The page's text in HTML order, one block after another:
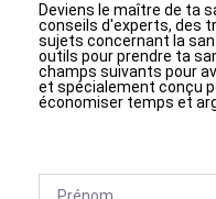
Deviens le maître de ta
conseils d'experts, des
sujets concernant la
outils pour prendre ta
champs suivants pour
et spécialement conçu
économiser temps et